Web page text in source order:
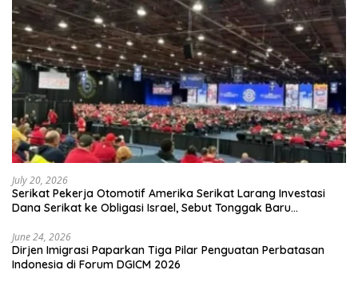
July 20, 2026
Serikat Pekerja Otomotif Amerika Serikat Larang Investasi
Dana Serikat ke Obligasi Israel, Sebut Tonggak Baru
June 24, 2026
Dirjen Imigrasi Paparkan Tiga Pilar Penguatan Perbatasan
Indonesia di Forum DGICM 2026